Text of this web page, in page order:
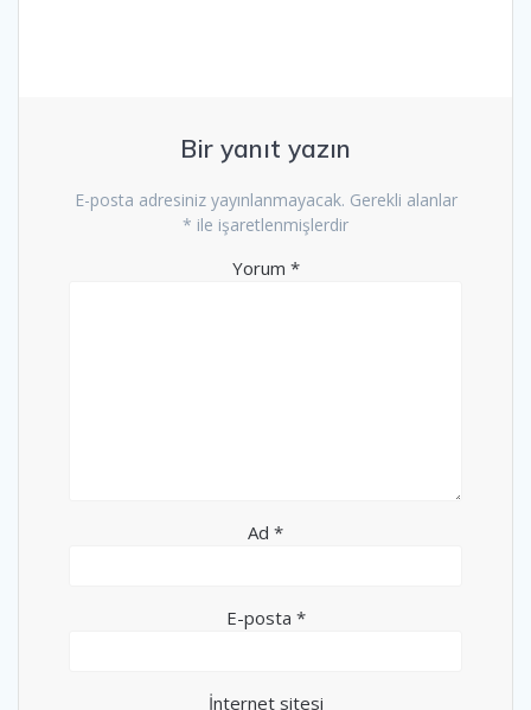
Bir yanıt yazın
E-posta adresiniz yayınlanmayacak. Gerekli alanlar
* ile işaretlenmişlerdir
Yorum *
Ad *
E-posta *
İnternet sitesi